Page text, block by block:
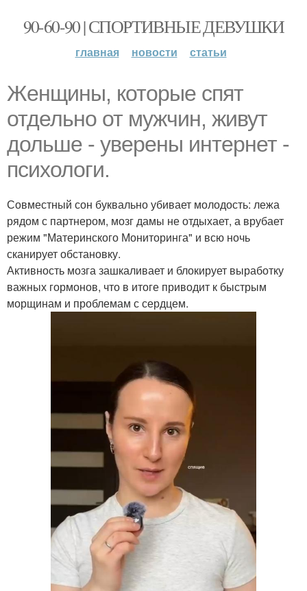
90-60-90 | СПОРТИВНЫЕ ДЕВУШКИ
главная новости статьи
Женщины, которые спят
отдельно от мужчин, живут
дольше - уверены интернет -
психологи.
Совместный сон буквально убивает молодость: лежа
рядом с партнером, мозг дамы не отдыхает, а врубает
режим "Материнского Мониторинга" и всю ночь
сканирует обстановку.
Активность мозга зашкаливает и блокирует выработку
важных гормонов, что в итоге приводит к быстрым
морщинам и проблемам с сердцем.